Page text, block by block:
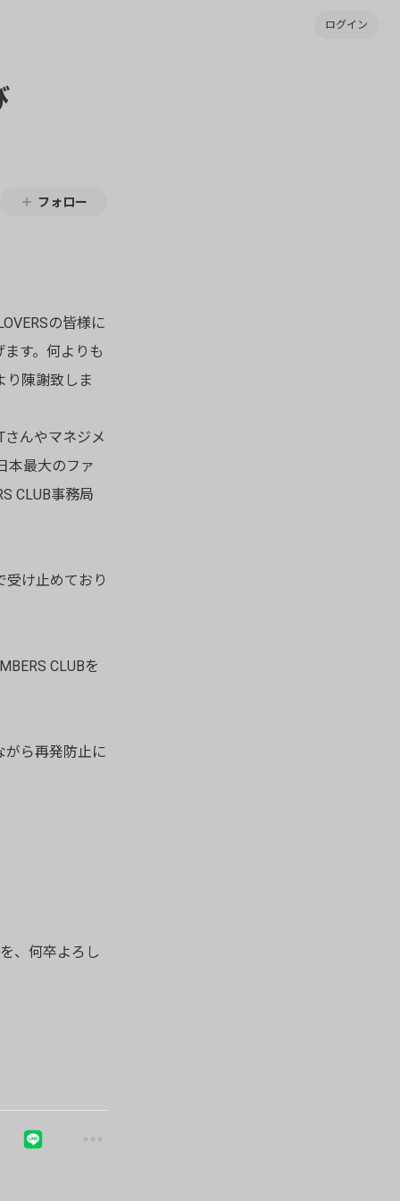
ログイン
フォロー
の皆様に
す。何よりも
り陳謝致しま
さんやマネジメ
本最大のファ
CLUB事務局
受け止めており
CLUBを
がら再発防止に
、何卒よろし